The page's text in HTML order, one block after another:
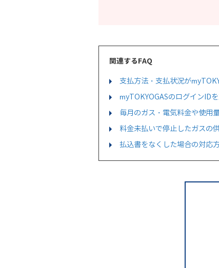
関連するFAQ
支払方法・支払状況が
myTOKYOGASのログインID
毎月のガス・電気料金や使用
料金未払いで停止したガスの
払込書をなくした場合の対応